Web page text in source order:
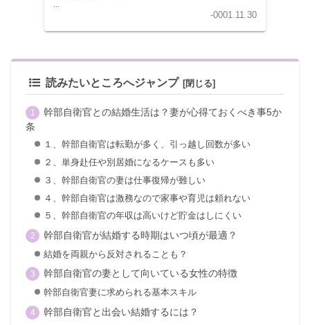
...
-0001.11.30
読みたいところへジャンプ
幹部自衛官との結婚生活は？妻が心得ておくべき事5か
条
１、幹部自衛官は転勤が多く、引っ越し回数が多い
２、単身赴任や別居婚になるケースも多い
３、幹部自衛官の妻は仕事復帰が難しい
４、幹部自衛官は激務なので家事や育児は頼れない
５、幹部自衛官の年収は高いけど貯金はしにくい
幹部自衛官が結婚する時期はいつ頃が最適？
結婚を両親から反対されることも？
幹部自衛官の妻として向いている女性の特徴
幹部自衛官妻に求められる基本スキル
幹部自衛官と出会い結婚するには？